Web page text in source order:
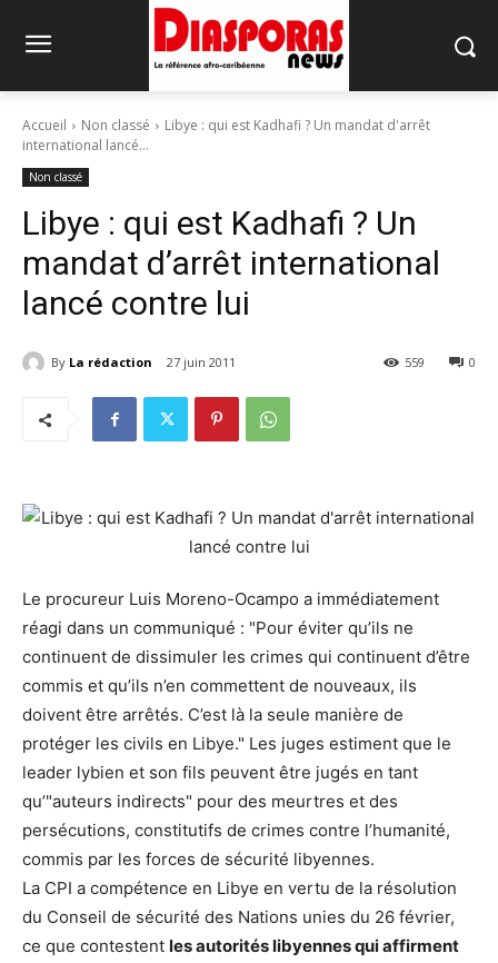
Accueil Non classé
Libye : qui est Kadhafi ? Un mandat d'arrêt
international lancé...
Non classé
Libye : qui est Kadhafi ? Un
mandat d’arrêt international
lancé contre lui
By La rédaction 27 juin 2011 0
559
Le procureur Luis Moreno-Ocampo a immédiatement
réagi dans un communiqué : "Pour éviter qu’ils ne
continuent de dissimuler les crimes qui continuent d’être
commis et qu’ils n’en commettent de nouveaux, ils
doivent être arrêtés. C’est là la seule manière de
protéger les civils en Libye." Les juges estiment que le
leader lybien et son fils peuvent être jugés en tant
qu’"auteurs indirects" pour des meurtres et des
persécutions, constitutifs de crimes contre l’humanité,
commis par les forces de sécurité libyennes.
La CPI a compétence en Libye en vertu de la résolution
du Conseil de sécurité des Nations unies du 26 février,
ce que contestent les autorités libyennes qui affirment